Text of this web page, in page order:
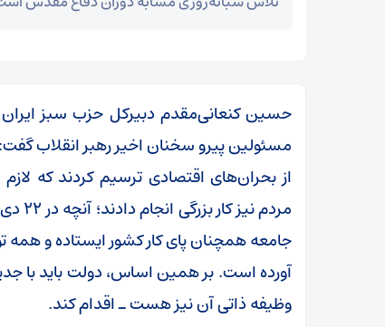
حسین کنعانی‌مقدم دبیرکل حزب سبز
مسئولین پیرو سخنان اخیر رهبر انقلاب
از بحران‌های اقتصادی ترسیم کردند که
جامعه همچنان پای کار کشور ایستاده و همه
آورده است. بر همین اساس، دولت باید با
وظیفه ذاتی آن نیز هست ـ اقدام کند.